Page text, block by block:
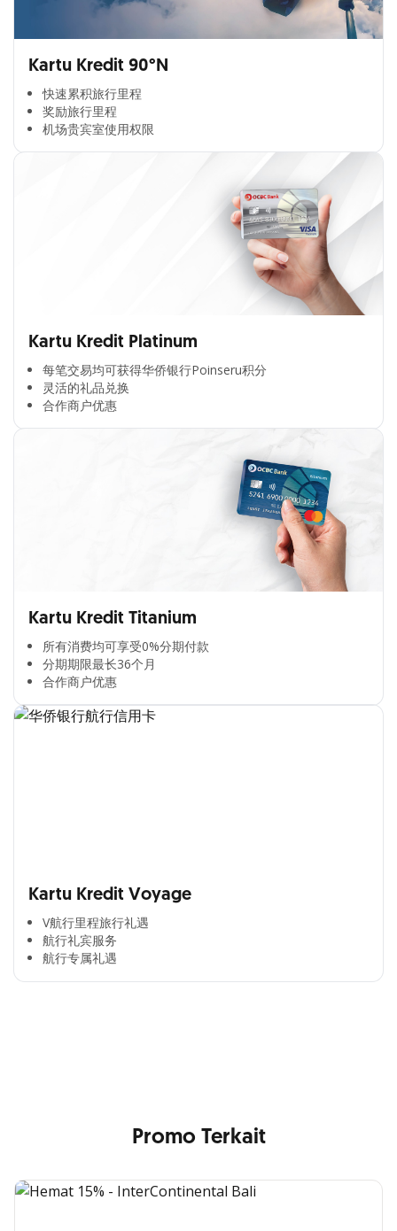
Kartu Kredit 90°N
快速累积旅行里程​
奖励旅行里程​
机场贵宾室使用权限​
Kartu Kredit Platinum
每笔交易均可获得华侨银行Poinseru积分​
灵活的礼品兑换​
合作商户优惠​
Kartu Kredit Titanium
所有消费均可享受0%分期付款​
分期期限最长36个月​
合作商户优惠​
Kartu Kredit Voyage
V航行里程旅行礼遇
航行礼宾服务
航行专属礼遇
Cross Selling Banner Global
Promo Terkait